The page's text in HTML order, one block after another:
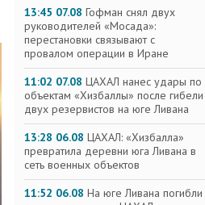
13:45 07.08 Гофман снял двух
руководителей «Мосада»:
перестановки связывают с
провалом операции в Иране
11:02 07.08 ЦАХАЛ нанес удары по
объектам «Хизбаллы» после гибели
двух резервистов на юге Ливана
13:28 06.08 ЦАХАЛ: «Хизбалла»
превратила деревни юга Ливана в
сеть военных объектов
11:52 06.08 На юге Ливана погибли